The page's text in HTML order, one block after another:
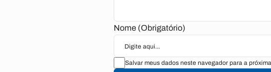
Nome (Obrigatório)
Salvar meus dados neste navegador para a